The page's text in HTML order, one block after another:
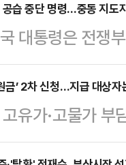
도 존재하지만,
위한 절박함이
사관학교 영등
) 수료생들을
, 이준석 개혁
오…
습 중단 명령…중동 지도
대통령은 전쟁
이터통신에 따
루스소셜을 통
그세스 전쟁부
동 동맹국들의
금’ 2차 신청…지급 대상자
유가·고물가
따른 유가 상승